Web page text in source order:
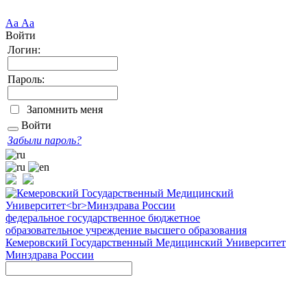
Аа Аа
Войти
Логин:
Пароль:
Запомнить меня
Войти
Забыли пароль?
федеральное государственное бюджетное
образовательное учреждение высшего образования
Кемеровский Государственный Медицинский Университет
Минздрава России